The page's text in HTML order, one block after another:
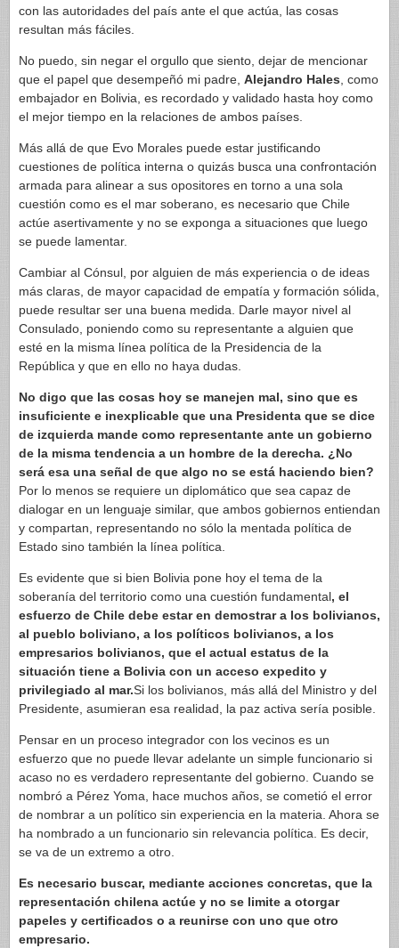
con las autoridades del país ante el que actúa, las cosas
resultan más fáciles.
No puedo, sin negar el orgullo que siento, dejar de mencionar
que el papel que desempeñó mi padre, Alejandro Hales , como
embajador en Bolivia, es recordado y validado hasta hoy como
el mejor tiempo en la relaciones de ambos países.
Más allá de que Evo Morales puede estar justificando
cuestiones de política interna o quizás busca una confrontación
armada para alinear a sus opositores en torno a una sola
cuestión como es el mar soberano, es necesario que Chile
actúe asertivamente y no se exponga a situaciones que luego
se puede lamentar.
Cambiar al Cónsul, por alguien de más experiencia o de ideas
más claras, de mayor capacidad de empatía y formación sólida,
puede resultar ser una buena medida. Darle mayor nivel al
Consulado, poniendo como su representante a alguien que
esté en la misma línea política de la Presidencia de la
República y que en ello no haya dudas.
No digo que las cosas hoy se manejen mal, sino que es
insuficiente e inexplicable que una Presidenta que se dice
de izquierda mande como representante ante un gobierno
de la misma tendencia a un hombre de la derecha. ¿No
será esa una señal de que algo no se está haciendo bien?
Por lo menos se requiere un diplomático que sea capaz de
dialogar en un lenguaje similar, que ambos gobiernos entiendan
y compartan, representando no sólo la mentada política de
Estado sino también la línea política.
Es evidente que si bien Bolivia pone hoy el tema de la
soberanía del territorio como una cuestión fundamental, el
esfuerzo de Chile debe estar en demostrar a los bolivianos,
al pueblo boliviano, a los políticos bolivianos, a los
empresarios bolivianos, que el actual estatus de la
situación tiene a Bolivia con un acceso expedito y
privilegiado al mar.Si los bolivianos, más allá del Ministro y del
Presidente, asumieran esa realidad, la paz activa sería posible.
Pensar en un proceso integrador con los vecinos es un
esfuerzo que no puede llevar adelante un simple funcionario si
acaso no es verdadero representante del gobierno. Cuando se
nombró a Pérez Yoma, hace muchos años, se cometió el error
de nombrar a un político sin experiencia en la materia. Ahora se
ha nombrado a un funcionario sin relevancia política. Es decir,
se va de un extremo a otro.
Es necesario buscar, mediante acciones concretas, que la
representación chilena actúe y no se limite a otorgar
papeles y certificados o a reunirse con uno que otro
empresario.